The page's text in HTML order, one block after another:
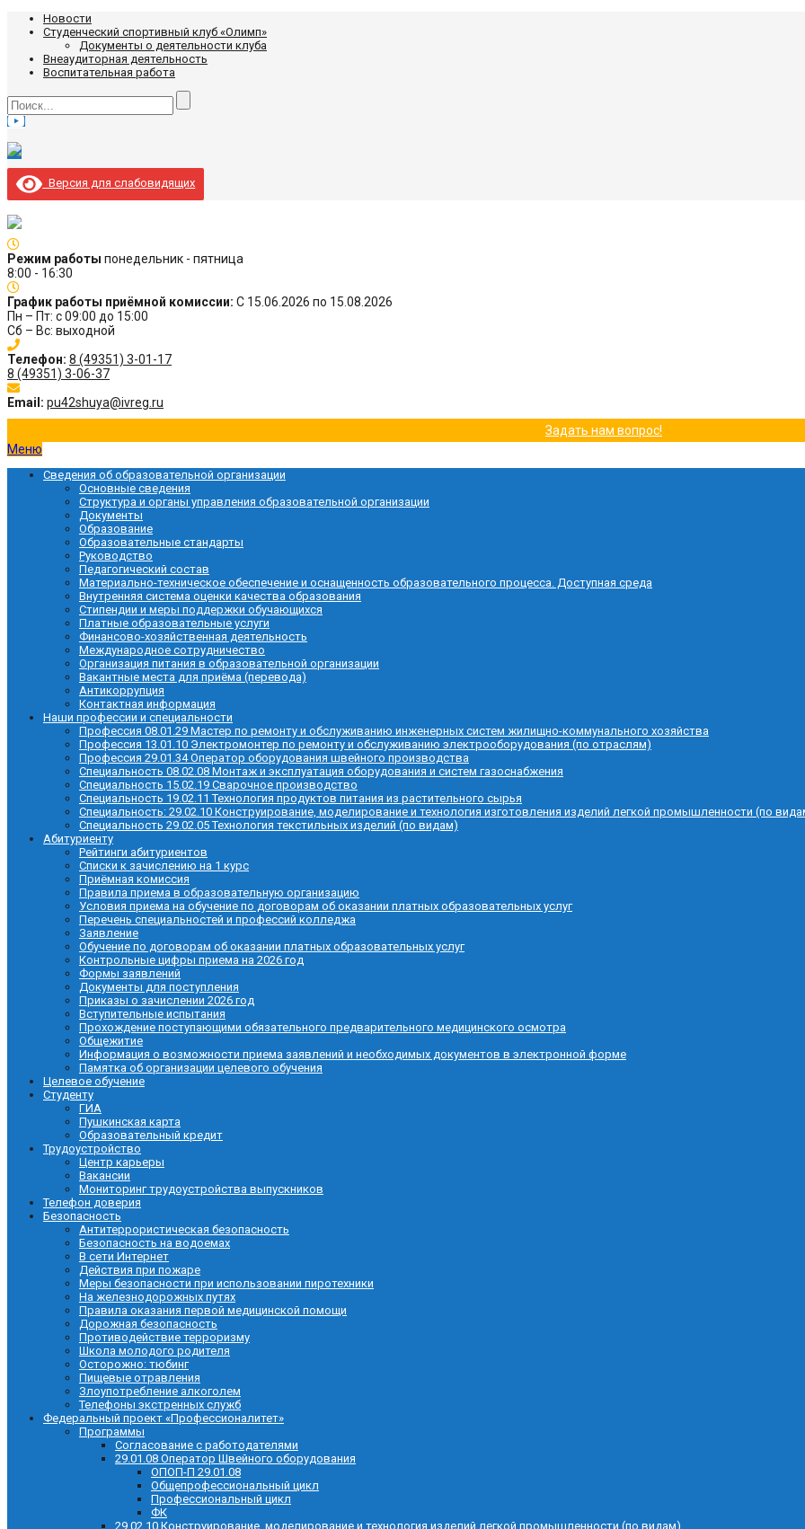
Новости
Студенческий спортивный клуб «Олимп»
Документы о деятельности клуба
Внеаудиторная деятельность
Воспитательная работа
Версия для слабовидящих
Режим работы понедельник - пятница
8:00 - 16:30
График работы приёмной комиссии: С 15.06.2026 по 15.08.2026
Пн – Пт: с 09:00 до 15:00
Сб – Вс: выходной
Телефон: 8 (49351) 3-01-17
8 (49351) 3-06-37
Email: pu42shuya@ivreg.ru
Задать нам вопрос!
Меню
Сведения об образовательной организации
Основные сведения
Структура и органы управления образовательной организации
Документы
Образование
Образовательные стандарты
Руководство
Педагогический состав
Материально-техническое обеспечение и оснащенность образовательного процесса. Доступная среда
Внутренняя система оценки качества образования
Стипендии и меры поддержки обучающихся
Платные образовательные услуги
Финансово-хозяйственная деятельность
Международное сотрудничество
Организация питания в образовательной организации
Вакантные места для приёма (перевода)
Антикоррупция
Контактная информация
Наши профессии и специальности
Профессия 08.01.29 Мастер по ремонту и обслуживанию инженерных систем жилищно-коммунального хозяйства
Профессия 13.01.10 Электромонтер по ремонту и обслуживанию электрооборудования (по отраслям)
Профессия 29.01.34 Оператор оборудования швейного производства
Специальность 08.02.08 Монтаж и эксплуатация оборудования и систем газоснабжения
Специальность 15.02.19 Сварочное производство
Специальность 19.02.11 Технология продуктов питания из растительного сырья
Специальность: 29.02.10 Конструирование, моделирование и технология изготовления изделий легкой промышленности (по
Специальность 29.02.05 Технология текстильных изделий (по видам)
Абитуриенту
Рейтинги абитуриентов
Списки к зачислению на 1 курс
Приёмная комиссия
Правила приема в образовательную организацию
Условия приема на обучение по договорам об оказании платных образовательных услуг
Перечень специальностей и профессий колледжа
Заявление
Обучение по договорам об оказании платных образовательных услуг
Контрольные цифры приема на 2026 год
Формы заявлений
Документы для поступления
Приказы о зачислении 2026 год
Вступительные испытания
Прохождение поступающими обязательного предварительного медицинского осмотра
Общежитие
Информация о возможности приема заявлений и необходимых документов в электронной форме
Памятка об организации целевого обучения
Целевое обучение
Студенту
ГИА
Пушкинская карта
Образовательный кредит
Трудоустройство
Центр карьеры
Вакансии
Мониторинг трудоустройства выпускников
Телефон доверия
Безопасность
Антитеррористическая безопасность
Безопасность на водоемах
В сети Интернет
Действия при пожаре
Меры безопасности при использовании пиротехники
На железнодорожных путях
Правила оказания первой медицинской помощи
Дорожная безопасность
Противодействие терроризму
Школа молодого родителя
Осторожно: тюбинг
Пищевые отравления
Злоупотребление алкоголем
Телефоны экстренных служб
Федеральный проект «Профессионалитет»
Программы
Согласование с работодателями
29.01.08 Оператор Швейного оборудования
ОПОП-П 29.01.08
Общепрофессиональный цикл
Профессиональный цикл
ФК
29.02.10 Конструирование, моделирование и технология изделий легкой промышленности (по видам)